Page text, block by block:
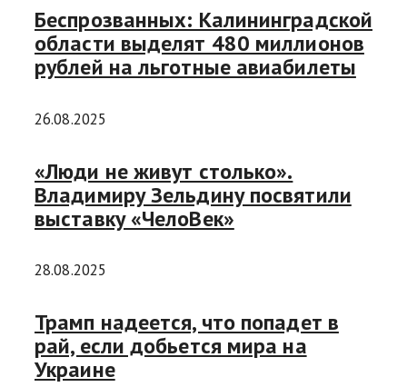
Беспрозванных: Калининградской
области выделят 480 миллионов
рублей на льготные авиабилеты
26.08.2025
«Люди не живут столько».
Владимиру Зельдину посвятили
выставку «ЧелоВек»
28.08.2025
Трамп надеется, что попадет в
рай, если добьется мира на
Украине